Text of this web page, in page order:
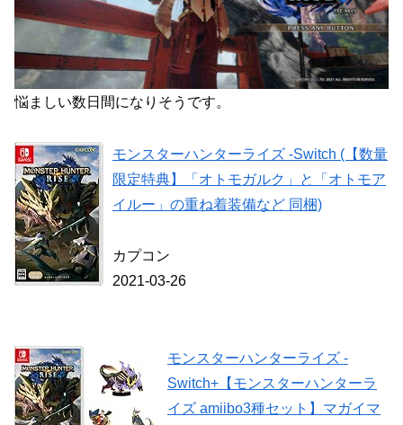
悩ましい数日間になりそうです。
モンスターハンターライズ -Switch (【数量
限定特典】「オトモガルク」と「オトモア
イルー」の重ね着装備など 同梱)
カプコン
2021-03-26
モンスターハンターライズ -
Switch+【モンスターハンターラ
イズ amiibo3種セット】マガイマ